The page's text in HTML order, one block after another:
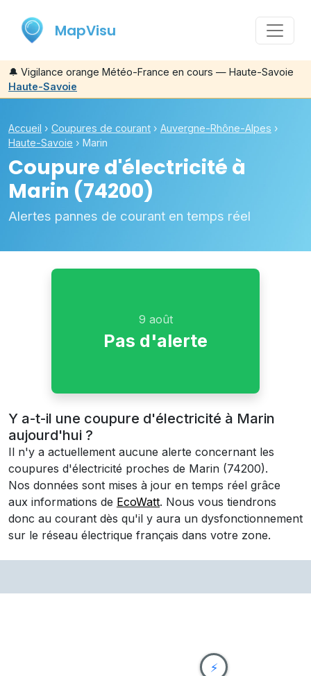
MapVisu
🔔 Vigilance orange Météo-France en cours — Haute-Savoie
Haute-Savoie
Accueil › Coupures de courant › Auvergne-Rhône-Alpes ›
Haute-Savoie › Marin
Coupure d'électricité à
Marin (74200)
Alertes pannes de courant en temps réel
9 août
Pas d'alerte
Y a-t-il une coupure d'électricité à Marin
aujourd'hui ?
Il n'y a actuellement aucune alerte concernant les
coupures d'électricité proches de Marin (74200).
Nos données sont mises à jour en temps réel grâce
aux informations de EcoWatt. Nous vous tiendrons
donc au courant dès qu'il y aura un dysfonctionnement
sur le réseau électrique français dans votre zone.
⚡